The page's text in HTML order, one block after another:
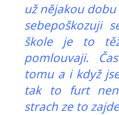
už nějakou
sebepoškozuji
škole je to
pomlouvaji.
tomu a i když
tak to furt
strach ze to